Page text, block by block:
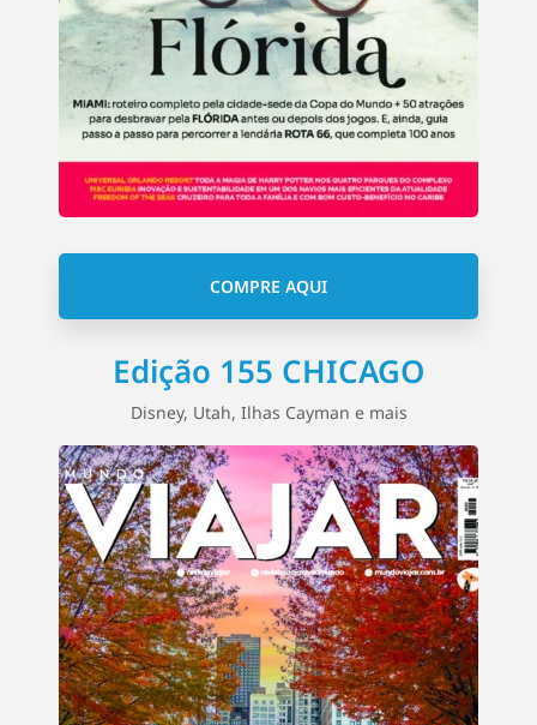
COMPRE AQUI
Edição 155 CHICAGO
Disney, Utah, Ilhas Cayman e mais